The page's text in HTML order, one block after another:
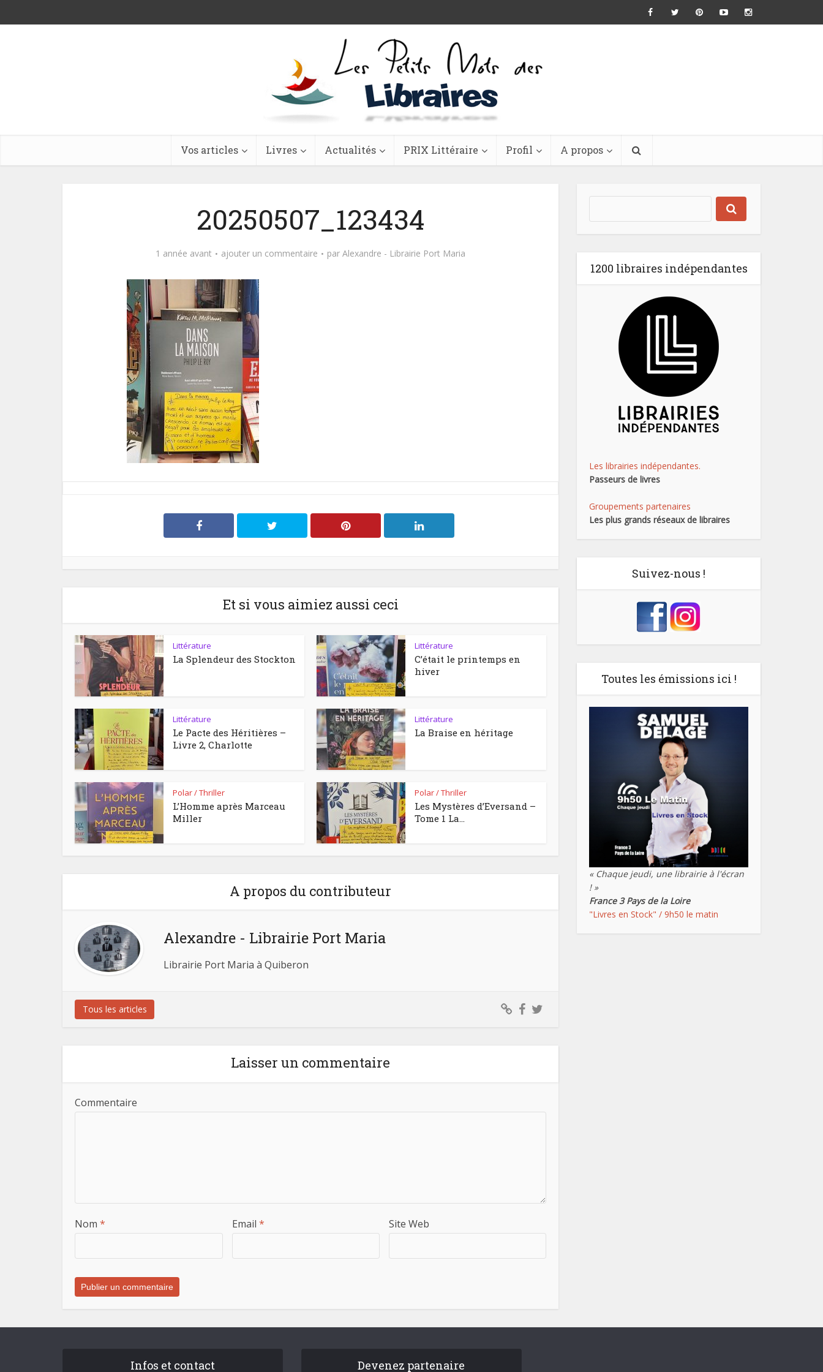
Vos articles Livres Actualités PRIX Littéraire Profil A propos
20250507_123434
1 année avant ajouter un commentaire par Alexandre - Librairie Port Maria
Et si vous aimiez aussi ceci
Littérature
La Splendeur des Stockton
Littérature
C’était le printemps en
hiver
Littérature
Le Pacte des Héritières –
Livre 2, Charlotte
Littérature
La Braise en héritage
Polar / Thriller
L’Homme après Marceau
Miller
Polar / Thriller
Les Mystères d’Eversand –
Tome 1 La...
A propos du contributeur
Alexandre - Librairie Port Maria
Librairie Port Maria à Quiberon
Tous les articles
Laisser un commentaire
Commentaire
Nom * Email * Site Web
1200 libraires indépendantes
Les librairies indépendantes.
Passeurs de livres
Groupements partenaires
Les plus grands réseaux de libraires
Suivez-nous !
Toutes les émissions ici !
« Chaque jeudi, une librairie à l'écran
! »
France 3 Pays de la Loire
"Livres en Stock" / 9h50 le matin
Infos et contact Devenez partenaire